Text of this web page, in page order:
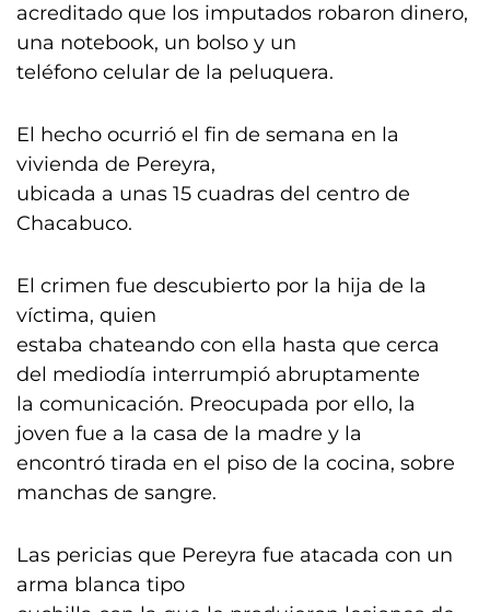
acreditado que los imputados robaron dinero,
una notebook, un bolso y un
teléfono celular de la peluquera.
El hecho ocurrió el fin de semana en la
vivienda de Pereyra,
ubicada a unas 15 cuadras del centro de
Chacabuco.
El crimen fue descubierto por la hija de la
víctima, quien
estaba chateando con ella hasta que cerca
del mediodía interrumpió abruptamente
la comunicación. Preocupada por ello, la
joven fue a la casa de la madre y la
encontró tirada en el piso de la cocina, sobre
manchas de sangre.
Las pericias que Pereyra fue atacada con un
arma blanca tipo